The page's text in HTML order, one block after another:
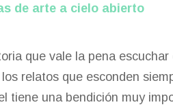
de arte a cielo abierto
que vale la pena
relatos que esconden
tiene una bendición muy